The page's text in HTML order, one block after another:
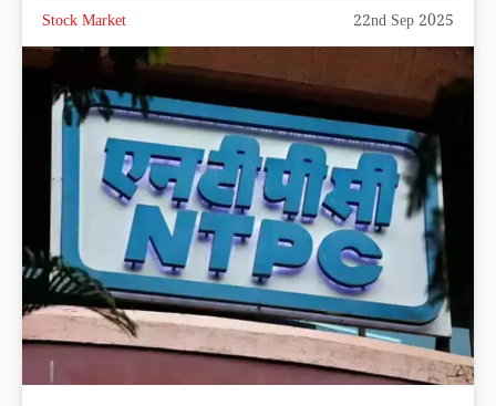
Stock Market 22nd Sep 2025